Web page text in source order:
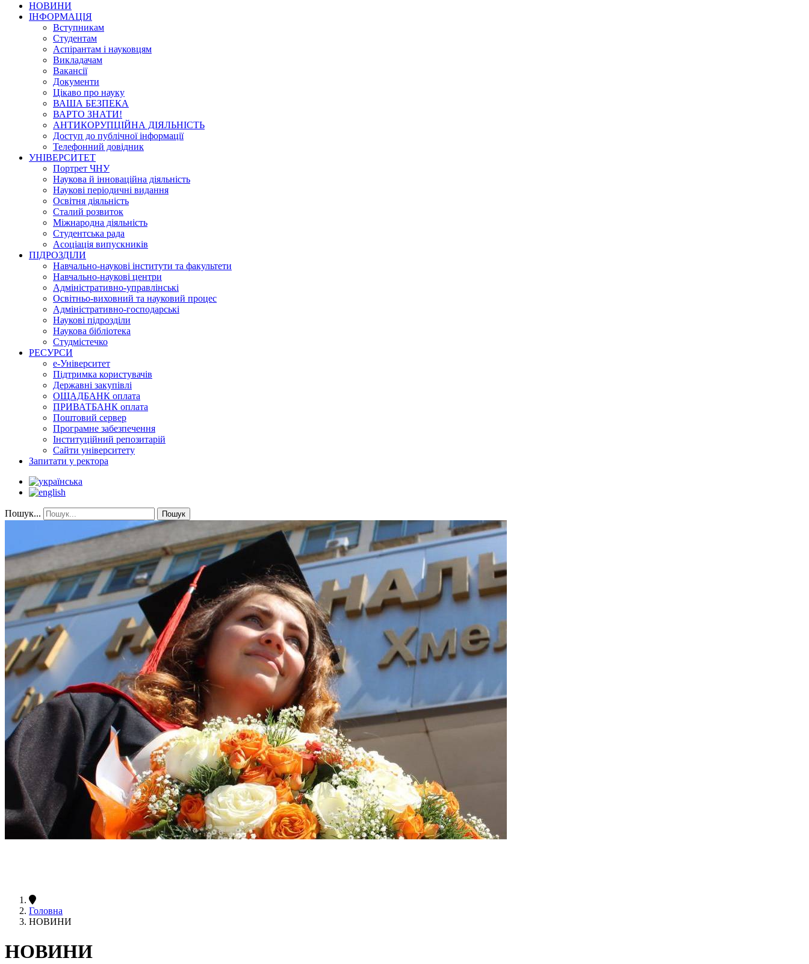
НОВИНИ
ІНФОРМАЦІЯ
Вступникам
Студентам
Аспірантам і науковцям
Викладачам
Вакансії
Документи
Цікаво про науку
ВАША БЕЗПЕКА
ВАРТО ЗНАТИ!
АНТИКОРУПЦІЙНА ДІЯЛЬНІСТЬ
Доступ до публічної інформації
Телефонний довідник
УНІВЕРСИТЕТ
Портрет ЧНУ
Наукова й інноваційна діяльність
Наукові періодичні видання
Освітня діяльність
Сталий розвиток
Міжнародна діяльність
Студентська рада
Асоціація випускників
ПІДРОЗДІЛИ
Навчально-наукові інститути та факультети
Навчально-наукові центри
Адміністративно-управлінські
Освітньо-виховний та науковий процес
Адміністративно-господарські
Наукові підрозділи
Наукова бібліотека
Студмістечко
РЕСУРСИ
е-Університет
Підтримка користувачів
Державні закупівлі
ОЩАДБАНК оплата
ПРИВАТБАНК оплата
Поштовий сервер
Програмне забезпечення
Інституційний репозитарій
Сайти університету
Запитати у ректора
Пошук... Пошук
Головна
НОВИНИ
НОВИНИ